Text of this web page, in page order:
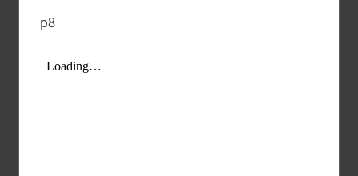
p8